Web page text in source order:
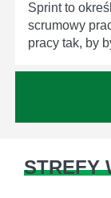
Sprint to
scrumowy
pracy tak, by
STREFY